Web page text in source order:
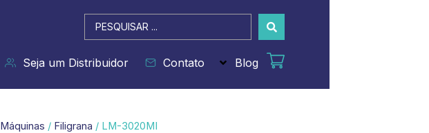
Pesquisar
...
Seja um Distribuidor Contato Blog
Máquinas / Filigrana / LM-3020MI